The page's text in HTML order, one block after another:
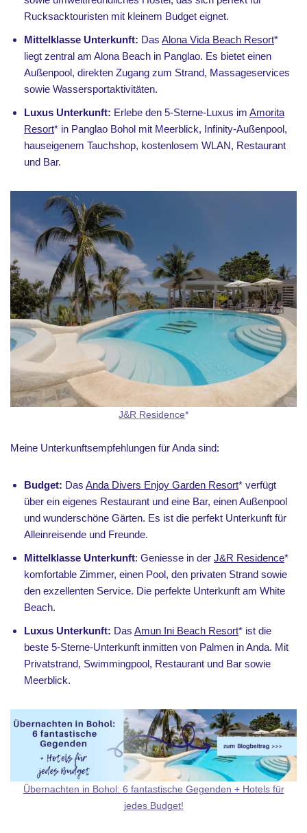
Rucksacktouristen mit kleinem Budget eignet.
Mittelklasse Unterkunft: Das Alona Vida Beach Resort*
liegt zentral am Alona Beach in Panglao. Es bietet einen
Außenpool, direkten Zugang zum Strand, Massageservices
sowie Wassersportaktivitäten.
Luxus Unterkunft: Erlebe den 5-Sterne-Luxus im Amorita
Resort* in Panglao Bohol mit Meerblick, Infinity-Außenpool,
hauseigenem Tauchshop, kostenlosem WLAN, Restaurant
und Bar.
J&R Residence*
Meine Unterkunftsempfehlungen für Anda sind:
Budget: Das Anda Divers Enjoy Garden Resort* verfügt
über ein eigenes Restaurant und eine Bar, einen Außenpool
und wunderschöne Gärten. Es ist die perfekt Unterkunft für
Alleinreisende und Freunde.
Mittelklasse Unterkunft: Geniesse in der J&R Residence*
komfortable Zimmer, einen Pool, den privaten Strand sowie
den exzellenten Service. Die perfekte Unterkunft am White
Beach.
Luxus Unterkunft: Das Amun Ini Beach Resort* ist die
beste 5-Sterne-Unterkunft inmitten von Palmen in Anda. Mit
Privatstrand, Swimmingpool, Restaurant und Bar sowie
Meerblick.
Übernachten in Bohol: 6 fantastische Gegenden + Hotels für
jedes Budget!